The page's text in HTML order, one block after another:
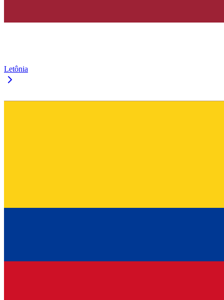
Letônia